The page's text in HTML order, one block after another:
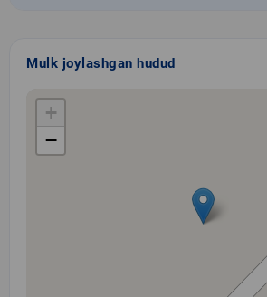
Mulk joylashgan hudud
+
−